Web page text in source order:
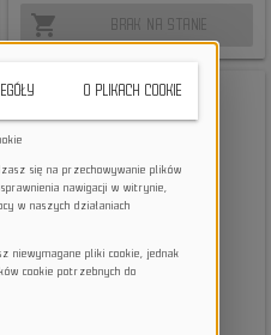
shopping_cart BRAK NA STANIE
O PLIKACH COOKIE
się na przechowywanie plików
nawigacji w witrynie,
w naszych działaniach
niewymagane pliki cookie, jednak
cookie potrzebnych do